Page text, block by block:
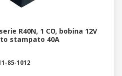
R40N, 1 CO, bobina 12V
stampato 40A
85-1012